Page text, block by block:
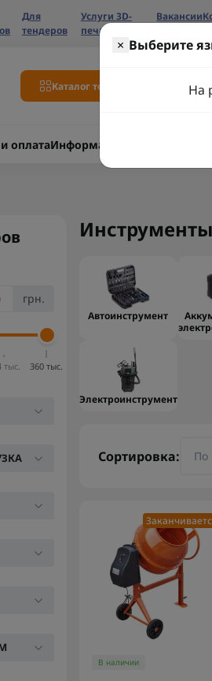
Для
тендеров
Услуги 3D-
печати
Вакансии
Каталог товаров
оплатаИнформация
× Выберите
На
грн.
тыс. 360 тыс.
Автоинструмент
Электроинструмент
Сортировка:
В наличии